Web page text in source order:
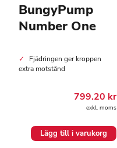
BungyPump
Number One
Fjädringen ger kroppen
extra motstånd
799.20 kr
exkl. moms
Lägg till i varukorg